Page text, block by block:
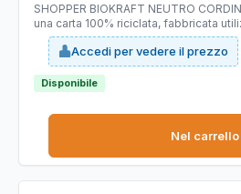
SHOPPER BIOKRAFT NEUTRO
una carta 100% riciclata, fabbricata
selezionati di altissima qualità, idonei
prodotto e di colorazione; è
COMPOSTABILE. Dimensioni:
da 90gr.
Accedi per vedere il prezzo
Disponibile
Nel carrello